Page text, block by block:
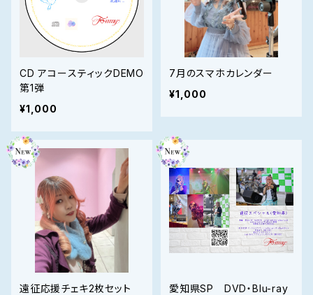
CD アコースティックDEMO
第1弾
¥1,000
7月のスマホカレンダー
¥1,000
遠征応援チェキ2枚セット
愛知県SP DVD・Blu-ray